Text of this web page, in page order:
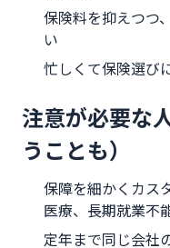
保険料を抑えつつ
い
忙しくて保険選び
注意が必要な
うことも）
保障を細かくカス
医療、長期就業不
定年まで同じ会社